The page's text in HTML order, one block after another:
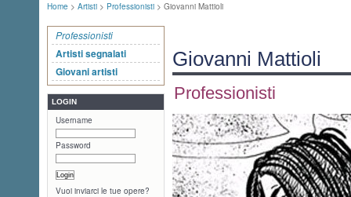
Home > Artisti > Professionisti > Giovanni Mattioli
Professionisti
Artisti segnalati
Giovani artisti
LOGIN
Username
Password
Vuoi inviarci le tue opere?
Giovanni Mattioli
Professionisti